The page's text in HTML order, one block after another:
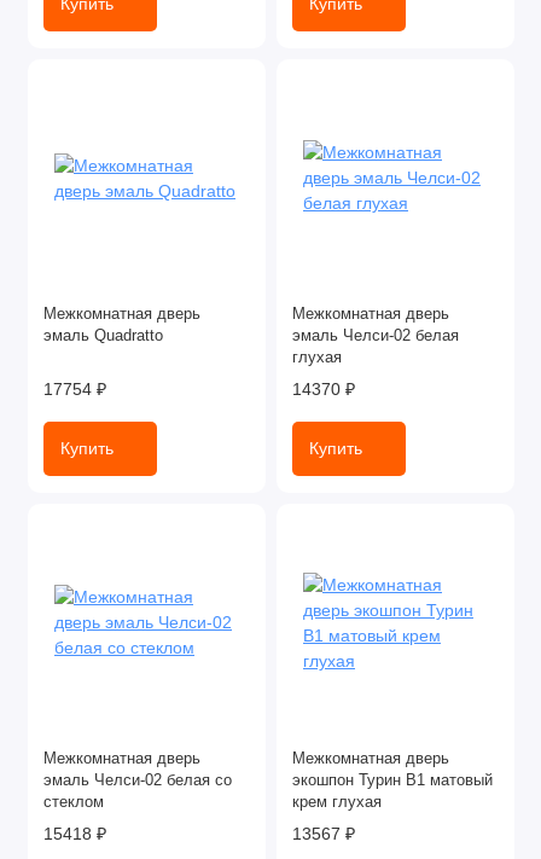
Межкомнатная дверь
эмаль Quadratto
17754 ₽
Купить
Межкомнатная дверь
эмаль Челси-02 белая
глухая
14370 ₽
Купить
Межкомнатная дверь
эмаль Челси-02 белая со
стеклом
15418 ₽
Межкомнатная дверь
экошпон Турин В1 матовый
крем глухая
13567 ₽